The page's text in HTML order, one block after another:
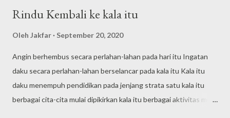
Rindu Kembali ke kala itu
Oleh Jakfar September 20, 2020
Angin berhembus secara perlahan-lahan pada hari itu Ingatan
daku secara perlahan-lahan berselancar pada kala itu Kala itu
daku menempuh pendidikan pada jenjang strata satu kala itu
berbagai cita-cita mulai dipikirkan kala itu berbagai aktivitas mulai